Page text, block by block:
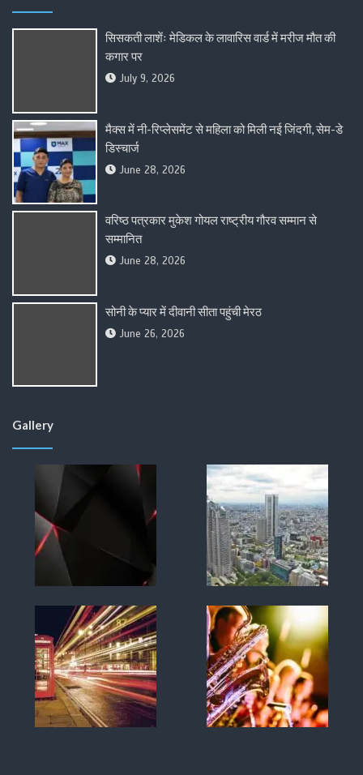
सिसकती लाशेंः मेडिकल के लावारिस वार्ड में मरीज मौत की
कगार पर
July 9, 2026
मैक्स में नी-रिप्लेसमेंट से महिला को मिली नई जिंदगी, सेम-डे
डिस्चार्ज
June 28, 2026
वरिष्ठ पत्रकार मुकेश गोयल राष्ट्रीय गौरव सम्मान से
सम्मानित
June 28, 2026
सोनी के प्यार में दीवानी सीता पहुंची मेरठ
June 26, 2026
Gallery